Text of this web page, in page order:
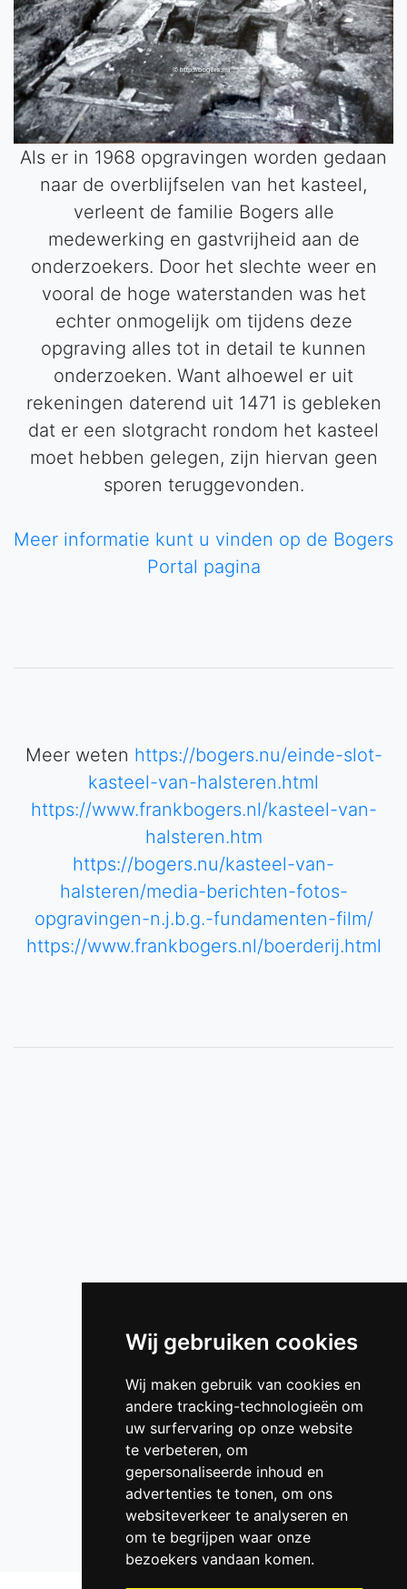
Wij gebruiken cookies
Wij maken gebruik van cookies en
andere tracking-technologieën om
uw surfervaring op onze website
te verbeteren, om
gepersonaliseerde inhoud en
advertenties te tonen, om ons
websiteverkeer te analyseren en
om te begrijpen waar onze
bezoekers vandaan komen.
Als er in 1968 opgravingen worden gedaan
naar de overblijfselen van het kasteel,
verleent de familie Bogers alle
medewerking en gastvrijheid aan de
onderzoekers. Door het slechte weer en
vooral de hoge waterstanden was het
echter onmogelijk om tijdens deze
opgraving alles tot in detail te kunnen
onderzoeken. Want alhoewel er uit
rekeningen daterend uit 1471 is gebleken
dat er een slotgracht rondom het kasteel
moet hebben gelegen, zijn hiervan geen
sporen teruggevonden.
Meer informatie kunt u vinden op de Bogers
Portal pagina
Meer weten https://bogers.nu/einde-slot-
kasteel-van-halsteren.html
https://www.frankbogers.nl/kasteel-van-
halsteren.htm
https://bogers.nu/kasteel-van-
halsteren/media-berichten-fotos-
opgravingen-n.j.b.g.-fundamenten-film/
https://www.frankbogers.nl/boerderij.html